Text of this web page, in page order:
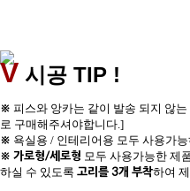
V 시공 TIP !
※ 피스와 앙카는 같이 발송 되지 않
로 구매해주셔야합니다.]
※ 욕실용 / 인테리어용 모두 사용가
※ 가로형/세로형 모두 사용가능한 제
하실 수 있도록 고리를 3개 부착하여